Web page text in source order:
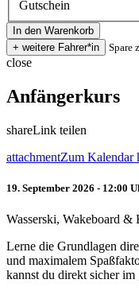
Gutschein
Spare
close
Anfängerkurs
shareLink teilen
attachmentZum Kalendar
19. September 2026 - 12:00
Wasserski, Wakeboard &
Lerne die Grundlagen
und maximalem
kannst du direkt sicher